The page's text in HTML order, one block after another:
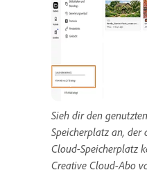
Sieh dir den
Speicherplatz an, der
Cloud-Speicherplatz
Creative Cloud-Abo